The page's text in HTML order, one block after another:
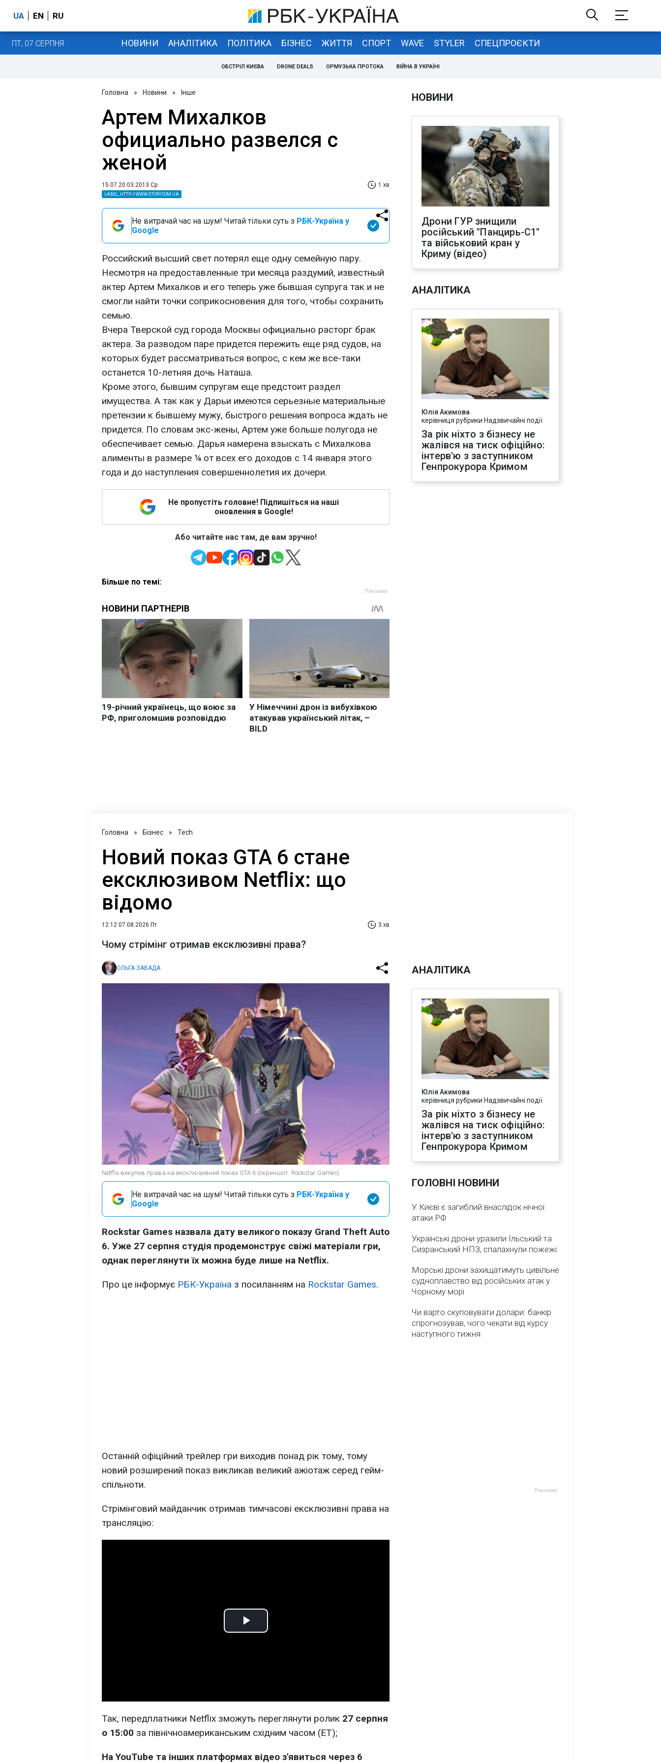
UA EN RU
ПТ, 07 СЕРПНЯ НОВИНИ АНАЛІТИКА ПОЛІТИКА БІЗНЕС ЖИТТЯ СПОРТ WAVE STYLER СПЕЦПРОЄКТИ
ОБСТРІЛ КИЄВА DRONE DEALS ОРМУЗЬКА ПРОТОКА ВІЙНА В УКРАЇНІ
Головна » Новини » Інше
Артем Михалков
официально развелся с
женой
15:07 20.03.2013 Ср 1 хв
LABEL_HTTP://WWW.STORY.COM.UA
Не витрачай час на шум! Читай тільки суть з РБК-Україна у
Google
Российский высший свет потерял еще одну семейную пару.
Несмотря на предоставленные три месяца раздумий, известный
актер Артем Михалков и его теперь уже бывшая супруга так и не
смогли найти точки соприкосновения для того, чтобы сохранить
семью.
Вчера Тверской суд города Москвы официально расторг брак
актера. За разводом паре придется пережить еще ряд судов, на
которых будет рассматриваться вопрос, с кем же все-таки
останется 10-летняя дочь Наташа.
Кроме этого, бывшим супругам еще предстоит раздел
имущества. А так как у Дарьи имеются серьезные материальные
претензии к бывшему мужу, быстрого решения вопроса ждать не
придется. По словам экс-жены, Артем уже больше полугода не
обеспечивает семью. Дарья намерена взыскать с Михалкова
алименты в размере ¼ от всех его доходов с 14 января этого
года и до наступления совершеннолетия их дочери.
Не пропустіть головне! Підпишіться на наші
оновлення в Google!
Або читайте нас там, де вам зручно!
Більше по темі:
НОВИНИ
Дрони ГУР знищили
російський "Панцирь-С1"
та військовий кран у
Криму (відео)
АНАЛІТИКА
Юлія Акимова
керівниця рубрики Надзвичайні події
За рік ніхто з бізнесу не
жалівся на тиск офіційно:
інтерв'ю з заступником
Генпрокурора Кримом
Головна » Бізнес » Tech
Новий показ GTA 6 стане
ексклюзивом Netflix: що
відомо
12:12 07.08.2026 Пт 3 хв
Чому стрімінг отримав ексклюзивні права?
ОЛЬГА ЗАВАДА
Netflix викупив права на ексклюзивний показ GTA 6 (скриншот: Rockstar Games)
Не витрачай час на шум! Читай тільки суть з РБК-Україна у
Google
Rockstar Games назвала дату великого показу Grand Theft Auto
6. Уже 27 серпня студія продемонструє свіжі матеріали гри,
однак переглянути їх можна буде лише на Netflix.
Про це інформує РБК-Україна з посиланням на Rockstar Games.
Останній офіційний трейлер гри виходив понад рік тому, тому
новий розширений показ викликав великий ажіотаж серед гейм-
спільноти.
Стрімінговий майданчик отримав тимчасові ексклюзивні права на
трансляцію:
Play
Так, передплатники Netflix зможуть переглянути ролик 27 серпня
о 15:00 за північноамериканським східним часом (ET);
На YouTube та інших платформах відео з'явиться через 6
АНАЛІТИКА
Юлія Акимова
керівниця рубрики Надзвичайні події
За рік ніхто з бізнесу не
жалівся на тиск офіційно:
інтерв'ю з заступником
Генпрокурора Кримом
ГОЛОВНІ НОВИНИ
У Києві є загиблий внаслідок нічної
атаки РФ
Українські дрони уразили Ільський та
Сизранський НПЗ, спалахнули пожежі
Морські дрони захищатимуть цивільне
судноплавство від російських атак у
Чорному морі
Чи варто скуповувати долари: банкір
спрогнозував, чого чекати від курсу
наступного тижня